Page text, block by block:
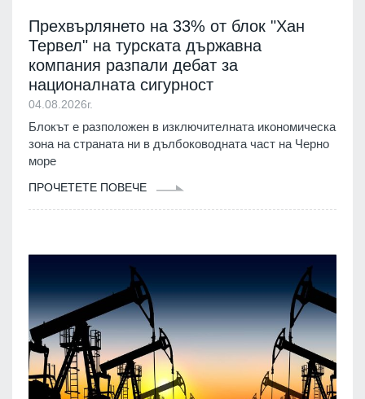
Прехвърлянето на 33% от блок "Хан
Тервел" на турската държавна
компания разпали дебат за
националната сигурност
04.08.2026г.
Блокът е разположен в изключителната икономическа
зона на страната ни в дълбоководната част на Черно
море
ПРОЧЕТЕТЕ ПОВЕЧЕ